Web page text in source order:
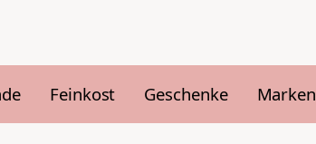
Feinkost Geschenke Marken